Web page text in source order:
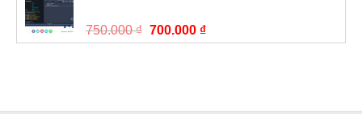
750.000₫ 700.000 ₫